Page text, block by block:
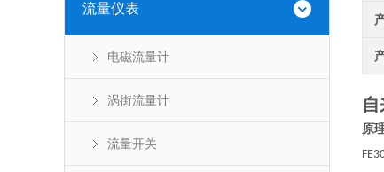
流量仪表
电磁流量计
涡街流量计
流量开关
原